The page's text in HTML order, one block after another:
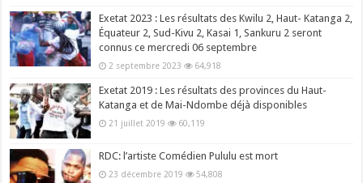
Exetat 2023 : Les résultats des Kwilu 2, Haut- Katanga 2,
Équateur 2, Sud-Kivu 2, Kasai 1, Sankuru 2 seront
connus ce mercredi 06 septembre
2 septembre 2023 64,918
Exetat 2019 : Les résultats des provinces du Haut-
Katanga et de Mai-Ndombe déjà disponibles
21 juillet 2019 60,119
RDC: l’artiste Comédien Pululu est mort
23 décembre 2019 54,808